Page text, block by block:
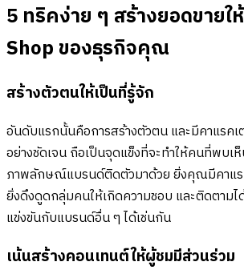
5 ทริคง่าย ๆ สร้างยอดขายใ
Shop ของธุรกิจคุณ
สร้างตัวตนให้เป็นที่รู้จัก
อันดับแรกนั้นคือการสร้างตัวตน และมีคาแรคเ
อย่างชัดเจน ถือเป็นจุดแข็งที่จะทำให้คนที่พบเ
ภาพลักษณ์แบรนด์ติดตัวมาด้วย ยิ่งคุณมีคาแร
ยิ่งดึงดูดกลุ่มคนให้เกิดความชอบ และติดตามไ
แข่งขันกับแบรนด์อื่น ๆ ได้เช่นกัน
เน้นสร้างคอนเทนต์ให้ผู้ชมมีส่วนร่วม